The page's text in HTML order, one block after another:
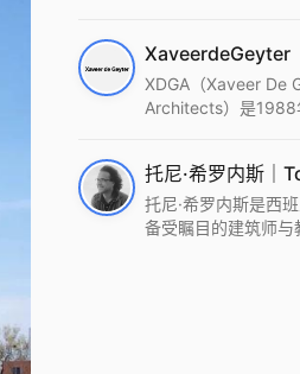
统这种新的思维范式
和生活性为介入设计
工具，从而推动建筑
2022 DFA中获
A+ Firm Awards中
Mention：Best
XaveerdeGeyter
XDGA（Xaveer De
Architects）是
进的设计方法、多元
化的作品著称，曾获
Bigmat奖等多项重要
托尼·希罗内斯是西
备受瞩目的建筑师与